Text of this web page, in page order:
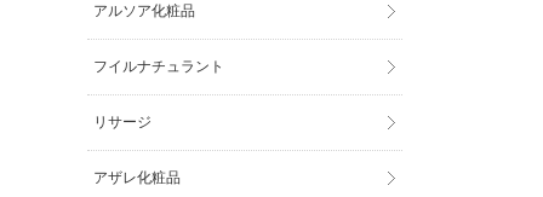
アルソア化粧品
フイルナチュラント
リサージ
アザレ化粧品